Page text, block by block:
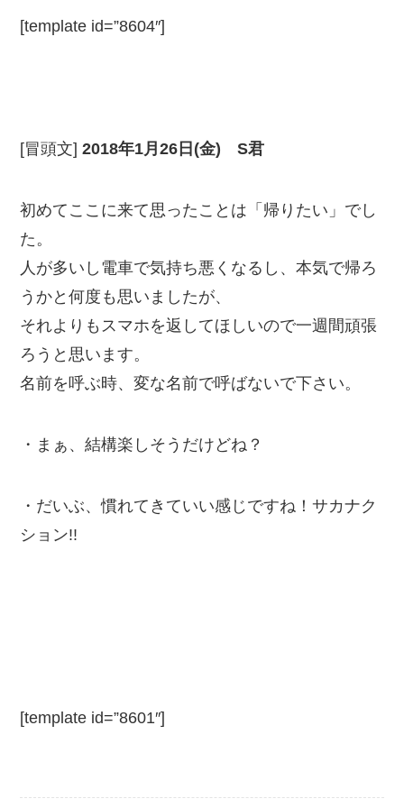
[template id=”8604″]
[冒頭文]2018年1月26日(金) S君
初めてここに来て思ったことは「帰りたい」でし
た。
人が多いし電車で気持ち悪くなるし、本気で帰ろ
うかと何度も思いましたが、
それよりもスマホを返してほしいので一週間頑張
ろうと思います。
名前を呼ぶ時、変な名前で呼ばないで下さい。
・まぁ、結構楽しそうだけどね？
・だいぶ、慣れてきていい感じですね！サカナク
ション!!
[template id=”8601″]